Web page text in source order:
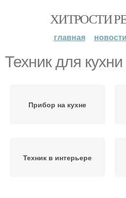
ХИТРОСТИ
главная новости
Техник для кухни
Прибор на кухне
Техник в интерьере